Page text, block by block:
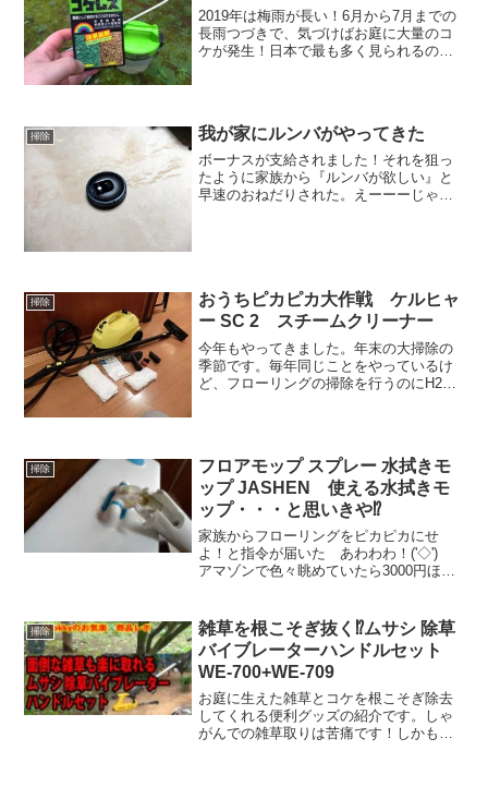
2019年は梅雨が長い！6月から7月までの
長雨つづきで、気づけばお庭に大量のコ
ケが発生！日本で最も多く見られるのが
たが、最初の5分で...
掃除 我が家にルンバがやってきた
ボーナスが支給されました！それを狙っ
たように家族から『ルンバが欲しい』と
早速のおねだりされた。えーーーじゃあ5
掃除
おうちピカピカ大作戦 ケルヒャ
ー SC 2 スチームクリーナー
今年もやってきました。年末の大掃除の
季節です。毎年同じことをやっているけ
ど、フローリングの掃除を行うのにH2O
掃除
フロアモップ スプレー 水拭きモ
ップ JASHEN 使える水拭きモ
ップ・・・と思いきや⁉
家族からフローリングをピカピカにせ
よ！と指令が届いた あわわわ！('◇')ゞ
アマゾンで色々眺めていたら3000円ほど
ン商品だった！まさに安かろう悪かろ
う！安物買いの銭失いを地でいく商品
掃除
雑草を根こそぎ抜く⁉ムサシ 除草
バイブレーターハンドルセット
WE-700+WE-709
お庭に生えた雑草とコケを根こそぎ除去
してくれる便利グッズの紹介です。しゃ
がんでの雑草取りは苦痛です！しかもコ